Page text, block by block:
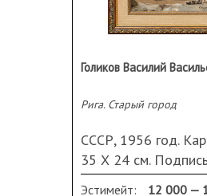
Рига. Старый город
СССР, 1956 год.
35 Х 24 см.
справа внизу. В
Эстимейт: 12 000 —